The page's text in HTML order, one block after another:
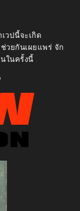
วปนี้จะเกิด
วยกันเผยแพร่ จัก
ในครั้งนี้